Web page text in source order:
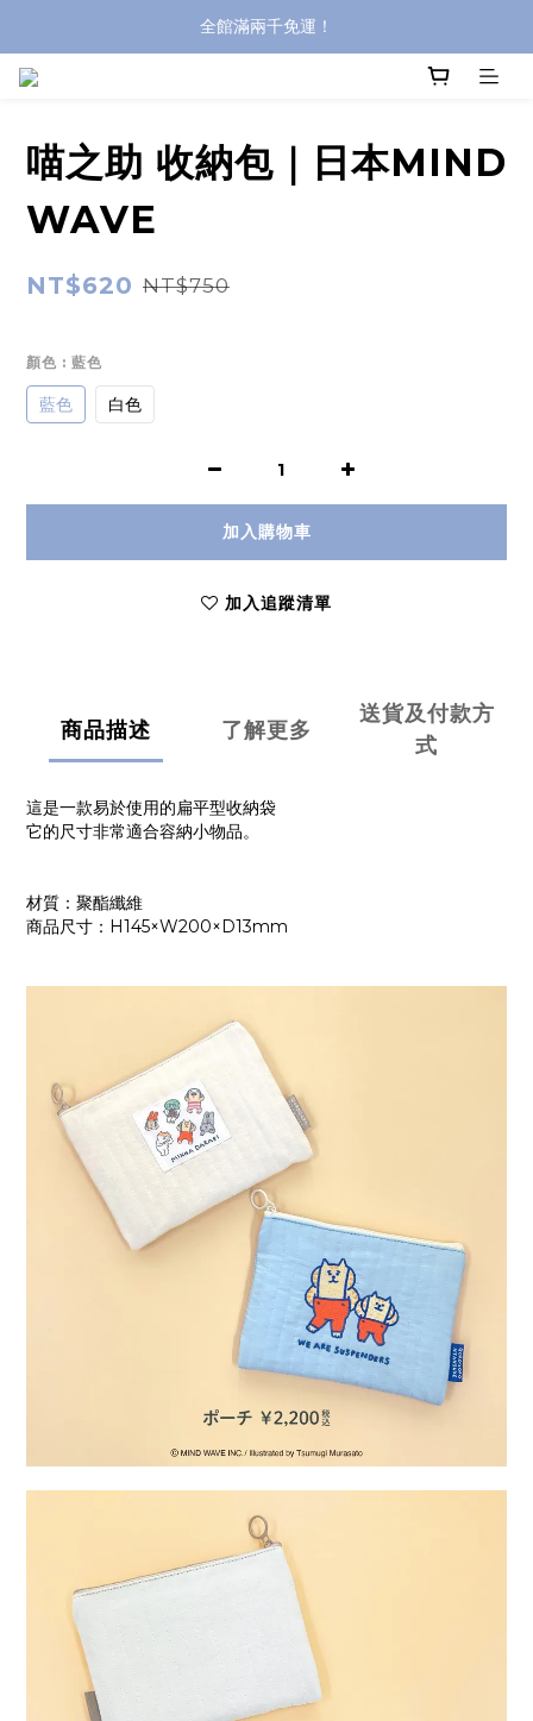
全館滿兩千免運！
全館滿兩千免運！
喵之助 收納包｜日本MIND
WAVE
NT$620 NT$750
顏色 : 藍色
藍色 白色
加入購物車
加入追蹤清單
商品描述 了解更多
送貨及付款方
式
這是一款易於使用的扁平型收納袋
它的尺寸非常適合容納小物品。
材質：聚酯纖維
商品尺寸：H145×W200×D13mm